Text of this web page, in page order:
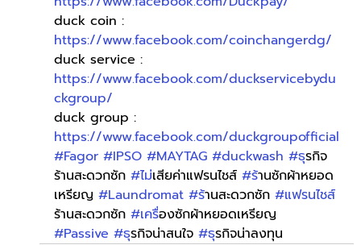
duck coin :
https://www.facebook.com/coinchangerdg/
duck service :
https://www.facebook.com/duckservicebydu
ckgroup/
duck group :
https://www.facebook.com/duckgroupofficial
#Fagor #IPSO #MAYTAG #duckwash #ธุรกิจ
ร้านสะดวกซัก #ไม่เสียค่าแฟรนไชส์ #ร้านซักผ้าหยอด
เหรียญ #Laundromat #ร้านสะดวกซัก #แฟรนไชส์
ร้านสะดวกซัก #เครื่องซักผ้าหยอดเหรียญ
#Passive #ธุรกิจน่าสนใจ #ธุรกิจน่าลงทุน